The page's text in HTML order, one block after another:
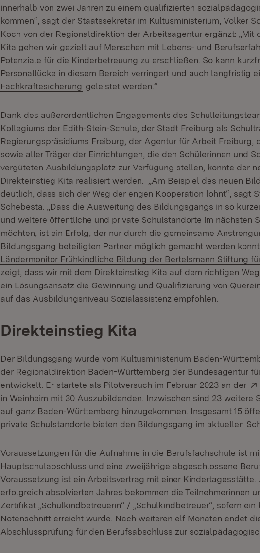
innerhalb von zwei Jahren zu einem qualifizierten
kommen“, sagt der Staatssekretär im Kultusministerium, Volker
Koch von der Regionaldirektion der Arbeitsagentur ergänzt: „Mit
Kita gehen wir gezielt auf Menschen mit Lebens- und
Potenziale für die Kinderbetreuung zu erschließen. So kann
Personallücke in diesem Bereich verringert und auch langfristig
Fachkräftesicherung (Öffnet in neuem Fenster)
geleistet werden.“
Dank des außerordentlichen Engagements des
Kollegiums der Edith-Stein-Schule, der Stadt Freiburg als
Regierungspräsidiums Freiburg, der Agentur für Arbeit Freiburg,
sowie aller Träger der Einrichtungen, die den Schülerinnen und
vergüteten Ausbildungsplatz zur Verfügung stellen, konnte der
Direkteinstieg Kita realisiert werden. „Am Beispiel des neuen
deutlich, dass sich der Weg der engen Kooperation lohnt“, sagt
Schebesta. „Dass die Ausweitung des Bildungsgangs in so
und weitere öffentliche und private Schulstandorte im nächsten
möchten, ist ein Erfolg, der nur durch die gemeinsame
Bildungsgang beteiligten Partner möglich gemacht werden
Ländermonitor Frühkindliche Bildung der Bertelsmann Stiftung
zeigt, dass wir mit dem Direkteinstieg Kita auf dem richtigen
ein Lösungsansatz die Gewinnung und Qualifizierung von
auf das Ausbildungsniveau Sozialassistenz empfohlen.
Direkteinstieg Kita
Der Bildungsgang wurde vom Kultusministerium Baden-
der Regionaldirektion Baden-Württemberg der Bundesagentur
entwickelt. Er startete als Pilotversuch im Februar 2023 an der
in Weinheim mit 30 Auszubildenden. Inzwischen sind 23 weitere
auf ganz Baden-Württemberg hinzugekommen. Insgesamt 15
private Schulstandorte bieten den Bildungsgang im aktuellen
Voraussetzungen für die Aufnahme in die Berufsfachschule ist
Hauptschulabschluss und eine zweijährige abgeschlossene
Voraussetzung ist ein Arbeitsvertrag mit einer Kindertagesstätte.
erfolgreich absolvierten Jahres bekommen die Teilnehmerinnen
Zertifikat „Schulkindbetreuerin“ / „Schulkindbetreuer“, sofern ein
Notenschnitt erreicht wurde. Nach weiteren elf Monaten endet
Abschlussprüfung für den Berufsabschluss zur